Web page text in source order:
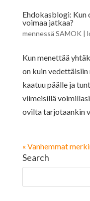
Ehdokasblogi:
voimaa jatkaa?
mennessä SAMOK |
Kun menettää
on kuin
kaatuu päälle ja
viimeisillä
ovilta tarjotaankin
« Vanhemmat
Search